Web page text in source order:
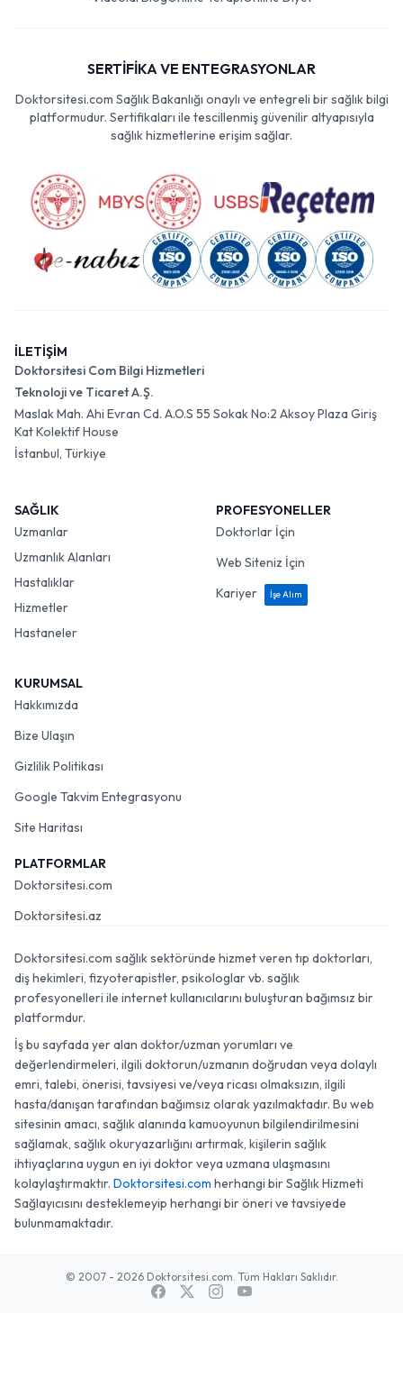
SERTİFİKA VE ENTEGRASYONLAR
Doktorsitesi.com Sağlık Bakanlığı onaylı ve entegreli bir sağlık bilgi
platformudur. Sertifikaları ile tescillenmiş güvenilir altyapısıyla
sağlık hizmetlerine erişim sağlar.
İLETİŞİM
Doktorsitesi Com Bilgi Hizmetleri
Teknoloji ve Ticaret A.Ş.
Maslak Mah. Ahi Evran Cd. A.O.S 55 Sokak No:2 Aksoy Plaza Giriş
Kat Kolektif House
İstanbul, Türkiye
SAĞLIK
Uzmanlar
Uzmanlık Alanları
Hastalıklar
Hizmetler
Hastaneler
PROFESYONELLER
Doktorlar İçin
Web Siteniz İçin
Kariyer
İşe Alım
KURUMSAL
Hakkımızda
Bize Ulaşın
Gizlilik Politikası
Google Takvim Entegrasyonu
Site Haritası
PLATFORMLAR
Doktorsitesi.com
Doktorsitesi.az
Doktorsitesi.com sağlık sektöründe hizmet veren tıp doktorları,
diş hekimleri, fizyoterapistler, psikologlar vb. sağlık
profesyonelleri ile internet kullanıcılarını buluşturan bağımsız bir
platformdur.
İş bu sayfada yer alan doktor/uzman yorumları ve
değerlendirmeleri, ilgili doktorun/uzmanın doğrudan veya dolaylı
emri, talebi, önerisi, tavsiyesi ve/veya ricası olmaksızın, ilgili
hasta/danışan tarafından bağımsız olarak yazılmaktadır. Bu web
sitesinin amacı, sağlık alanında kamuoyunun bilgilendirilmesini
sağlamak, sağlık okuryazarlığını artırmak, kişilerin sağlık
ihtiyaçlarına uygun en iyi doktor veya uzmana ulaşmasını
kolaylaştırmaktır. Doktorsitesi.com herhangi bir Sağlık Hizmeti
Sağlayıcısını desteklemeyip herhangi bir öneri ve tavsiyede
bulunmamaktadır.
© 2007 - 2026 Doktorsitesi.com. Tüm Hakları Saklıdır.